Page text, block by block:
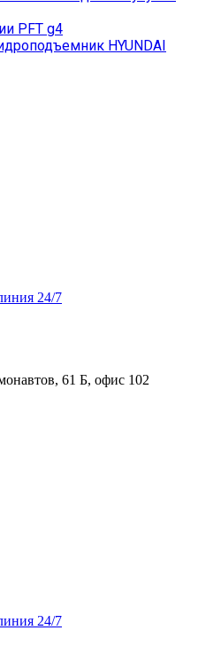
PFT g4
HYUNDAI
24/7
61 Б, офис 102
24/7